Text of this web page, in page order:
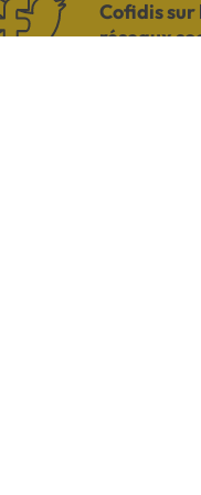
Cofidis sur
réseaux